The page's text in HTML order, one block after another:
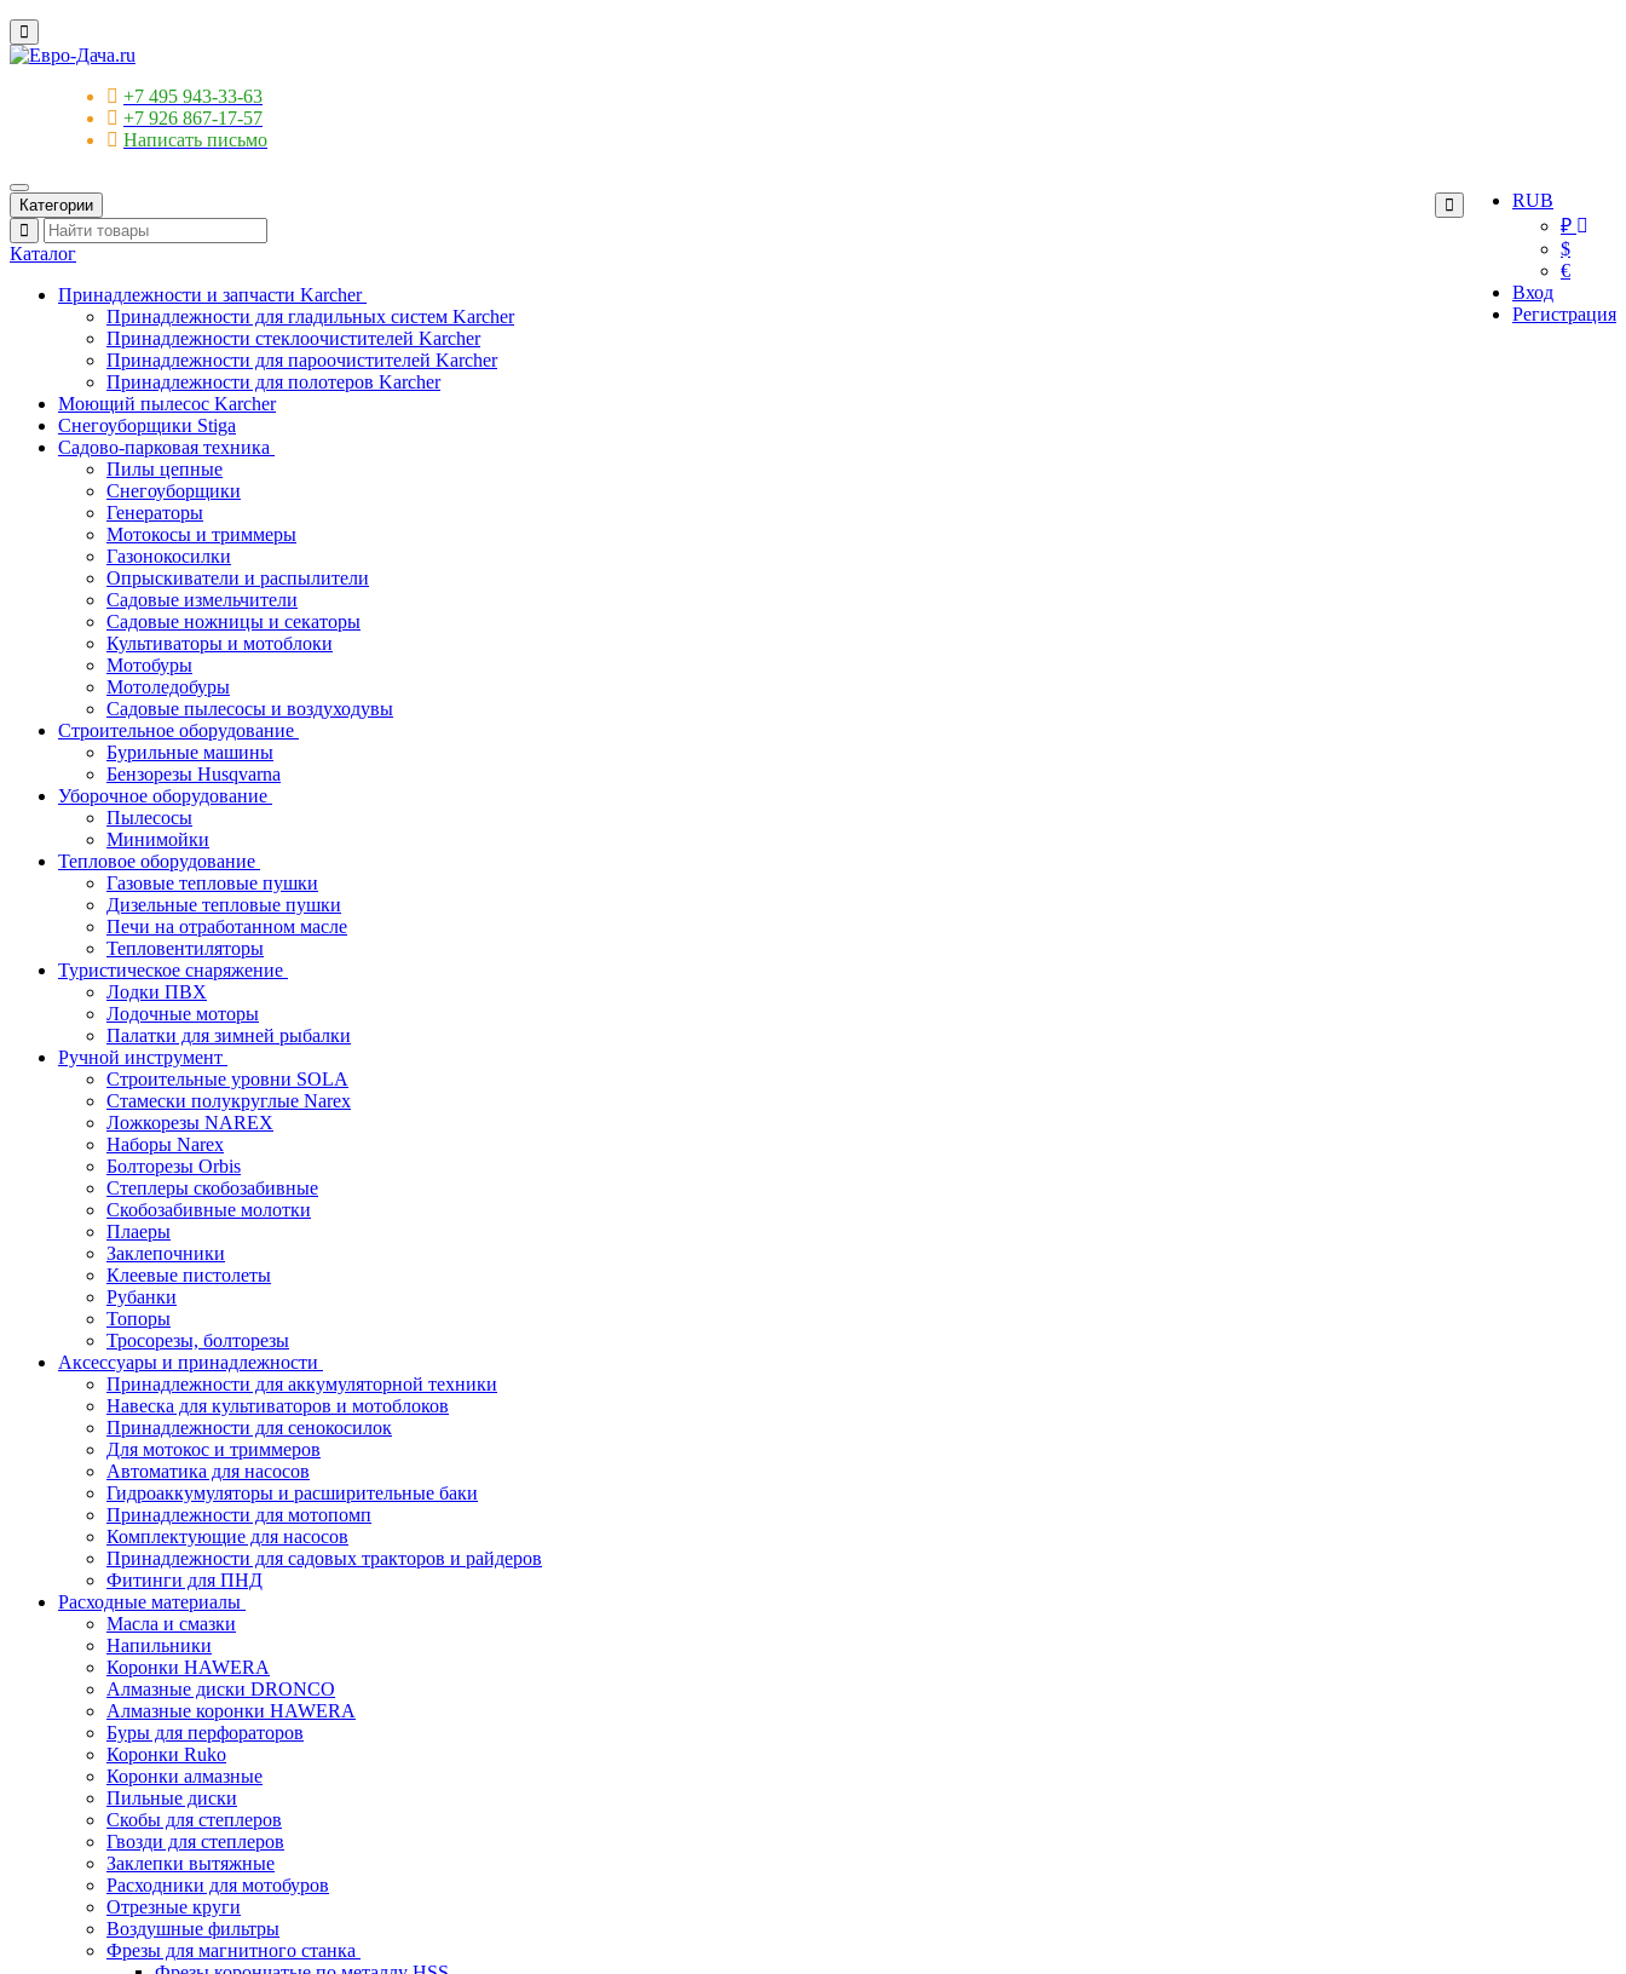
+7 495 943-33-63
+7 926 867-17-57
Написать письмо
RUB
₽
$
€
Вход
Регистрация
Категории
Каталог
Принадлежности и запчасти Karcher
Принадлежности для гладильных систем Karcher
Принадлежности стеклоочистителей Karcher
Принадлежности для пароочистителей Karcher
Принадлежности для полотеров Karcher
Моющий пылесос Karcher
Снегоуборщики Stiga
Садово-парковая техника
Пилы цепные
Снегоуборщики
Генераторы
Мотокосы и триммеры
Газонокосилки
Опрыскиватели и распылители
Садовые измельчители
Садовые ножницы и секаторы
Культиваторы и мотоблоки
Мотобуры
Мотоледобуры
Садовые пылесосы и воздуходувы
Строительное оборудование
Бурильные машины
Бензорезы Husqvarna
Уборочное оборудование
Пылесосы
Минимойки
Тепловое оборудование
Газовые тепловые пушки
Дизельные тепловые пушки
Печи на отработанном масле
Тепловентиляторы
Туристическое снаряжение
Лодки ПВХ
Лодочные моторы
Палатки для зимней рыбалки
Ручной инструмент
Строительные уровни SOLA
Стамески полукруглые Narex
Ложкорезы NAREX
Наборы Narex
Болторезы Orbis
Степлеры скобозабивные
Скобозабивные молотки
Плаеры
Заклепочники
Клеевые пистолеты
Рубанки
Топоры
Тросорезы, болторезы
Аксессуары и принадлежности
Принадлежности для аккумуляторной техники
Навеска для культиваторов и мотоблоков
Принадлежности для сенокосилок
Для мотокос и триммеров
Автоматика для насосов
Гидроаккумуляторы и расширительные баки
Принадлежности для мотопомп
Комплектующие для насосов
Принадлежности для садовых тракторов и райдеров
Фитинги для ПНД
Расходные материалы
Масла и смазки
Напильники
Коронки HAWERA
Алмазные диски DRONCO
Алмазные коронки HAWERA
Буры для перфораторов
Коронки Ruko
Коронки алмазные
Пильные диски
Скобы для степлеров
Гвозди для степлеров
Заклепки вытяжные
Расходники для мотобуров
Отрезные круги
Воздушные фильтры
Фрезы для магнитного станка